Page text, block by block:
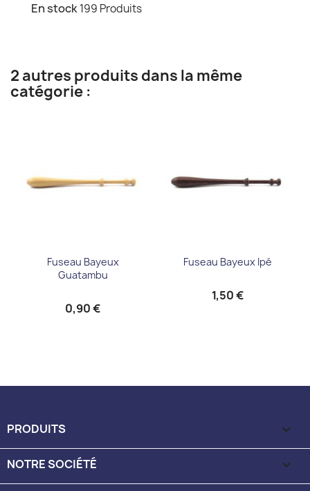
En stock199 Produits
2 autres produits dans la même
catégorie :
Fuseau Bayeux
Guatambu
0,90 €
Fuseau Bayeux Ipé
1,50 €
PRODUITS 
NOTRE SOCIÉTÉ 